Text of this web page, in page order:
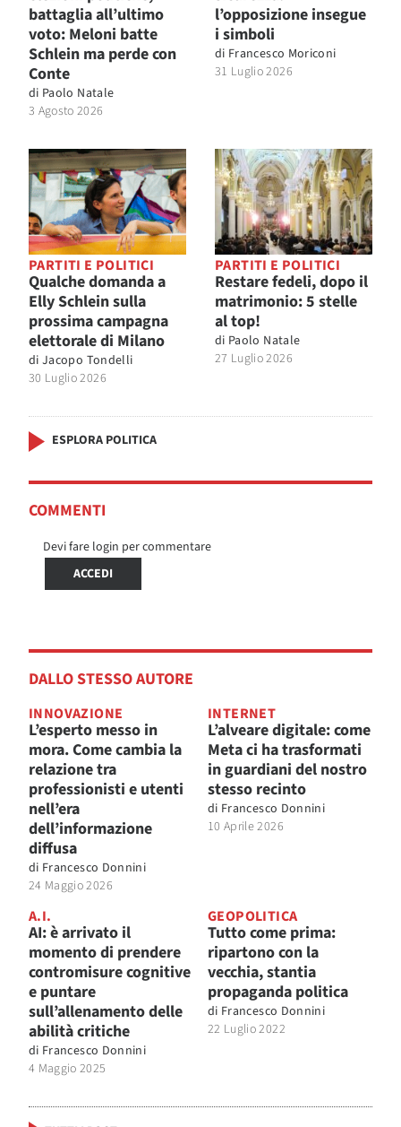
battaglia all’ultimo
voto: Meloni batte
Schlein ma perde con
Conte
di Paolo Natale
3 Agosto 2026
l’opposizione insegue
i simboli
di Francesco Moriconi
31 Luglio 2026
PARTITI E POLITICI
Qualche domanda a
Elly Schlein sulla
prossima campagna
elettorale di Milano
di Jacopo Tondelli
30 Luglio 2026
PARTITI E POLITICI
Restare fedeli, dopo il
matrimonio: 5 stelle
al top!
di Paolo Natale
27 Luglio 2026
ESPLORA POLITICA
COMMENTI
Devi fare login per commentare
ACCEDI
DALLO STESSO AUTORE
INNOVAZIONE
L’esperto messo in
mora. Come cambia la
relazione tra
professionisti e utenti
nell’era
dell’informazione
diffusa
di Francesco Donnini
24 Maggio 2026
INTERNET
L’alveare digitale: come
Meta ci ha trasformati
in guardiani del nostro
stesso recinto
di Francesco Donnini
10 Aprile 2026
A.I.
AI: è arrivato il
momento di prendere
contromisure cognitive
e puntare
sull’allenamento delle
abilità critiche
di Francesco Donnini
4 Maggio 2025
GEOPOLITICA
Tutto come prima:
ripartono con la
vecchia, stantia
propaganda politica
di Francesco Donnini
22 Luglio 2022